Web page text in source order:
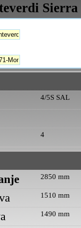
4/5S SAL
4
2850 mm
1510 mm
1490 mm